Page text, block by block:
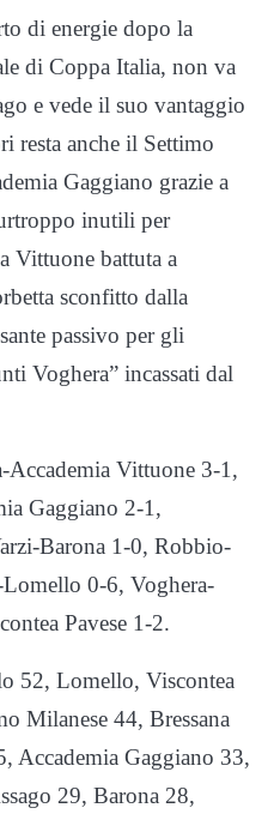
di energie dopo la
di Coppa Italia, non va
e vede il suo vantaggio
resta anche il Settimo
Gaggiano grazie a
inutili per
Vittuone battuta a
sconfitto dalla
passivo per gli
Voghera” incassati dal
Accademia Vittuone 3-1,
Gaggiano 2-1,
Barona 1-0, Robbio-
0-6, Voghera-
Pavese 1-2.
52, Lomello, Viscontea
Milanese 44, Bressana
Accademia Gaggiano 33,
29, Barona 28,